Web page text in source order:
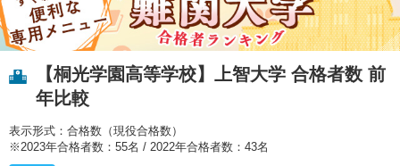
【桐光学園高等学校】上智大学 合格者数 前
年比較
表示形式：合格数（現役合格数）
※2023年合格者数：55名 / 2022年合格者数：43名